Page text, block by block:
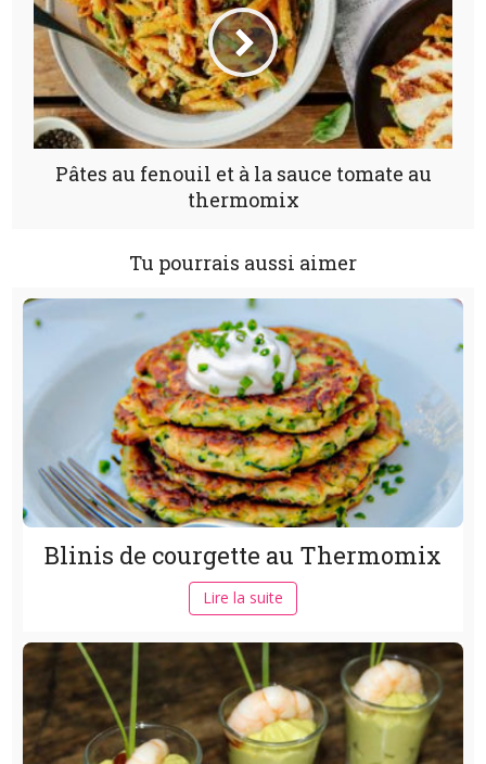
Pâtes au fenouil et à la sauce tomate au
thermomix
Tu pourrais aussi aimer
Blinis de courgette au Thermomix
Lire la suite